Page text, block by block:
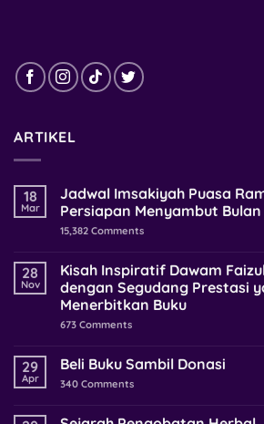
ARTIKEL
18
Mar
Jadwal Imsakiyah Puasa
Persiapan Menyambut Bulan
15,382 Comments
28
Nov
Kisah Inspiratif Dawam
dengan Segudang Prestasi
Menerbitkan Buku
673 Comments
29
Apr
Beli Buku Sambil Donasi
340 Comments